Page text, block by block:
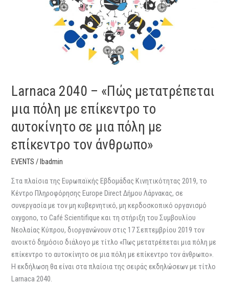
Larnaca 2040 – «Πώς μετατρέπεται
μια πόλη με επίκεντρο το
αυτοκίνητο σε μια πόλη με
επίκεντρο τον άνθρωπο»
EVENTS /lbadmin
Στα πλαίσια της Ευρωπαϊκής Εβδομάδας Κινητικότητας 2019, το
Κέντρο Πληροφόρησης Europe Direct Δήμου Λάρνακας, σε
συνεργασία με τον μη κυβερνητικό, μη κερδοσκοπικό οργανισμό
oxygono, το Café Scientifique και τη στήριξη του Συμβουλίου
Νεολαίας Κύπρου, διοργανώνουν στις 17 Σεπτεμβρίου 2019 τον
ανοικτό δημόσιο διάλογο με τίτλο «Πως μετατρέπεται μια πόλη με
επίκεντρο το αυτοκίνητο σε μια πόλη με επίκεντρο τον άνθρωπο».
Η εκδήλωση θα είναι στα πλαίσια της σειράς εκδηλώσεων με τίτλο
Larnaca 2040.
πόλη
με
επίκεντρο
τον
άνθρωπο»